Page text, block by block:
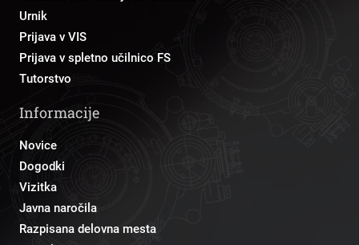
Urnik
Prijava v VIS
Prijava v spletno učilnico FS
Tutorstvo
Informacije
Novice
Dogodki
Vizitka
Javna naročila
Razpisana delovna mesta